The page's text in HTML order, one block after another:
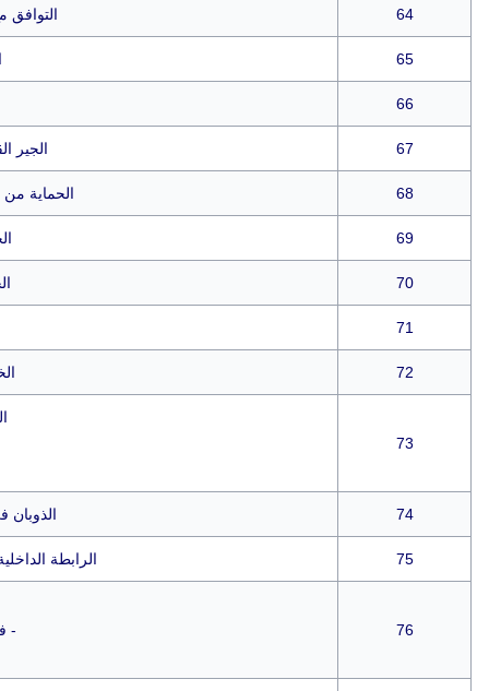
64 التوافق
65
66
67 الجير
68 الحماية من
69
70
71
72
73
74 الذوبان
75 الرابطة
76
-